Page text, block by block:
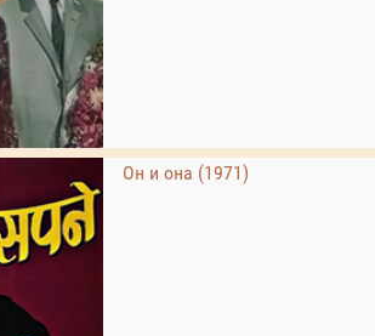
Он и она (1971)